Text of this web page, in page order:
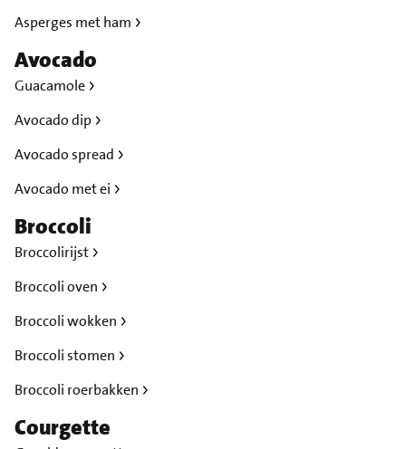
Asperges met ham
Avocado
Guacamole
Avocado dip
Avocado spread
Avocado met ei
Broccoli
Broccolirijst
Broccoli oven
Broccoli wokken
Broccoli stomen
Broccoli roerbakken
Courgette